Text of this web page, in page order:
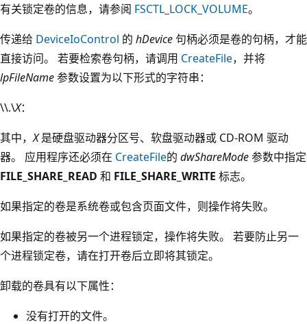
有关锁定卷的信息，请参阅 FSCTL_LOCK_VOLUME。
传递给 DeviceIoControl 的 hDevice句柄必须是卷的句柄，才能
直接访问。 若要检索卷句柄，请调用 CreateFile，并将
lpFileName参数设置为以下形式的字符串：
\\.\X：
其中，X是硬盘驱动器分区号、软盘驱动器或 CD-ROM 驱动
器。 应用程序还必须在 CreateFile的 dwShareMode参数中指定
FILE_SHARE_READ 和 FILE_SHARE_WRITE 标志。
如果指定的卷是系统卷或包含页面文件，则操作将失败。
如果指定的卷被另一个进程锁定，操作将失败。 若要防止另一
个进程锁定卷，请在打开卷后立即将其锁定。
卸载的卷具有以下属性：
没有打开的文件。